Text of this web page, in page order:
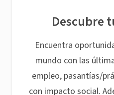
Descubre
Encuentra
mundo con las
empleo, pasantías/
con impacto social.